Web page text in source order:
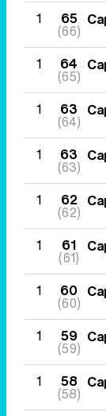
1 65
(66)
1 64
(65)
1 63
(64)
1 63
(63)
1 62
(62)
1 61
(61)
1 60
(60)
1 59
(59)
1 58
(58)